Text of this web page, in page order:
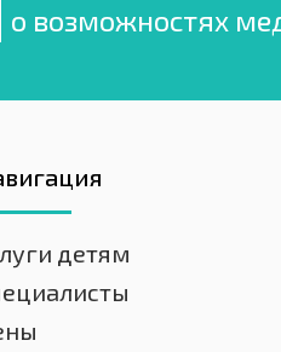
о возможностях
детям